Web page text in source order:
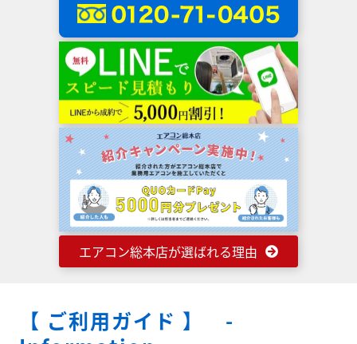
エアコン総本店が選ばれる理由
【 ご利用ガイド 】 -